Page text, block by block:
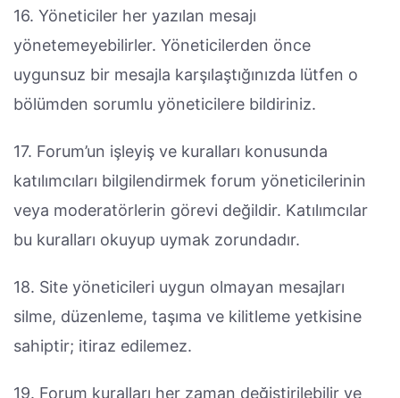
16. Yöneticiler her yazılan mesajı
yönetemeyebilirler. Yöneticilerden önce
uygunsuz bir mesajla karşılaştığınızda lütfen o
bölümden sorumlu yöneticilere bildiriniz.
17. Forum’un işleyiş ve kuralları konusunda
katılımcıları bilgilendirmek forum yöneticilerinin
veya moderatörlerin görevi değildir. Katılımcılar
bu kuralları okuyup uymak zorundadır.
18. Site yöneticileri uygun olmayan mesajları
silme, düzenleme, taşıma ve kilitleme yetkisine
sahiptir; itiraz edilemez.
19. Forum kuralları her zaman değiştirilebilir ve